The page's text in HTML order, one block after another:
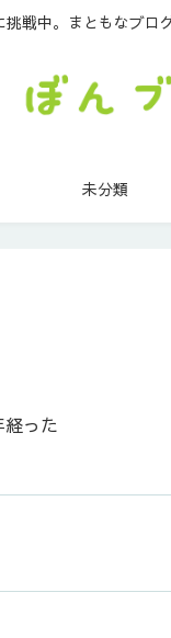
戦中。まともなブロ
未分類
った